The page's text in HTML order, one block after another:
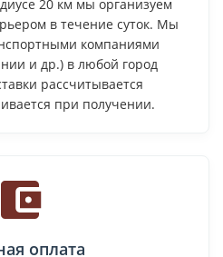
20 км мы организуем
в течение суток. Мы
компаниями
и др.) в любой город
рассчитывается
при получении.
оплата